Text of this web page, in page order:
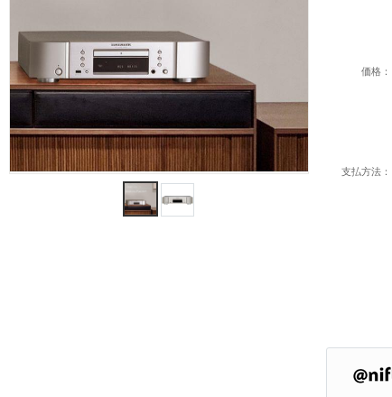
価格：
支払方法：